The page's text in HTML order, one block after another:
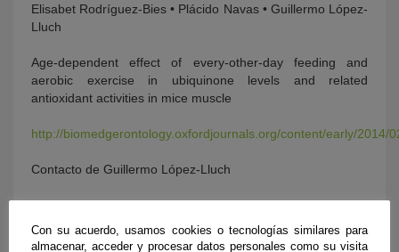
Elisabet Rodríguez-Bies • Plácido Navas • Guillermo López-
Lluch
Age-dependent effect of every-other-day feeding and
aerobic exercise in ubiquinone levels and related
antioxidant activities in mice muscle
http://biomedgerontology.oxfordjournals.org/content/early/2014/
Contacto de Guillermo López-Lluch
Profesor Titular Departamento de Fisiología, Anatomía y
Biología Celular Universidad Pablo de Olavide, de Sevilla
Con su acuerdo, usamos cookies o tecnologías similares para
almacenar, acceder y procesar datos personales como su visita